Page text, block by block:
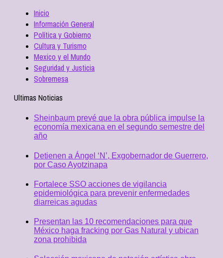
Inicio
Información General
Política y Gobierno
Cultura y Turismo
Mexico y el Mundo
Seguridad y Justicia
Sobremesa
Ultimas Noticias
Sheinbaum prevé que la obra pública impulse la
economía mexicana en el segundo semestre del
año
Detienen a Ángel ‘N’, Exgobernador de Guerrero,
por Caso Ayotzinapa
Fortalece SSO acciones de vigilancia
epidemiológica para prevenir enfermedades
diarreicas agudas
Presentan las 10 recomendaciones para que
México haga fracking por Gas Natural y ubican
zona prohibida